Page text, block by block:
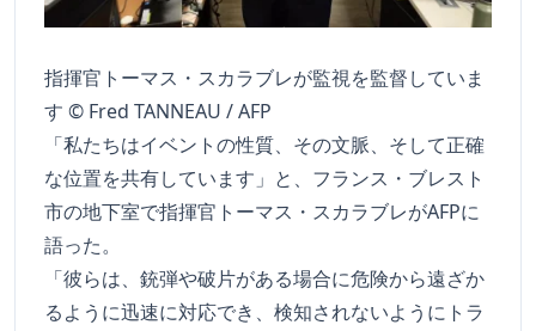
指揮官トーマス・スカラブレが監視を監督していま
す © Fred TANNEAU / AFP
「私たちはイベントの性質、その文脈、そして正確
な位置を共有しています」と、フランス・ブレスト
市の地下室で指揮官トーマス・スカラブレがAFPに
語った。
「彼らは、銃弾や破片がある場合に危険から遠ざか
るように迅速に対応でき、検知されないようにトラ